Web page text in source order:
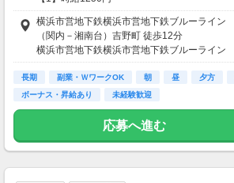
【2】時給1300～1500円
◆賞与あり：業績により支給（年2回 7月・12
月）
【1】不問
・２年間の実務経験で調理師免許試験の
受験資格取得できます。（条件あり）
【2】不問
※調理師免許あれば尚可
※病院給食・集団給食の調理経験者優遇
横浜市営地下鉄横浜市営地下鉄ブルーライン
（関内－湘南台）吉野町 徒歩12分
横浜市営地下鉄横浜市営地下鉄ブルーライン
（関内－湘南台）阪東橋 徒歩15分
京浜急行電鉄京急本線黄金町 徒歩15分
横浜市営地下鉄横浜市営地下鉄ブルーライン
京浜急行電鉄京急本線南太田 車6分
長期 副業・ＷワークOK 朝 昼 夕方
ボーナス・昇給あり
未経験歓迎
応募へ進む